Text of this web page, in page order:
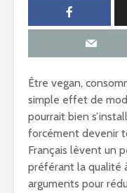
Être vegan,
simple effet de
pourrait bien
forcément devenir
Français lèvent un
préférant la qualité
arguments pour